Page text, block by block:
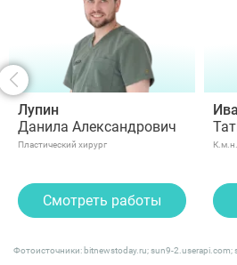
Лупин
Данила Александрович
Пластический хирург
Смотреть работы
Фотоисточники: bitnewstoday.ru; sun9-2.userapi.com;